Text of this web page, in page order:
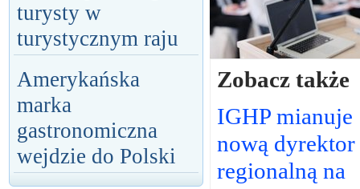
turysty w
turystycznym raju
Amerykańska
marka
gastronomiczna
wejdzie do Polski
Zobacz także
IGHP mianuje
nową dyrektor
regionalną na